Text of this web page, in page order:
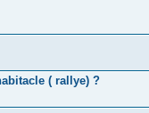
( rallye) ?